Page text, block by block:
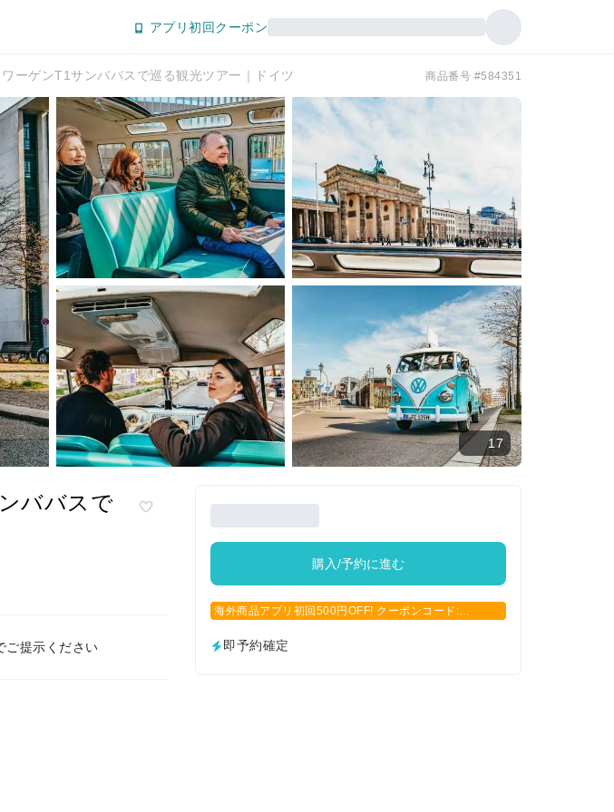
アプリ初回クーポン
ーゲンT1サンババスで巡る観光ツアー｜ドイツ 商品番号 #584351
17
ババスで
ご提示ください
購入/予約に進む
海外商品アプリ初回500円OFF! クーポンコード:
即予約確定